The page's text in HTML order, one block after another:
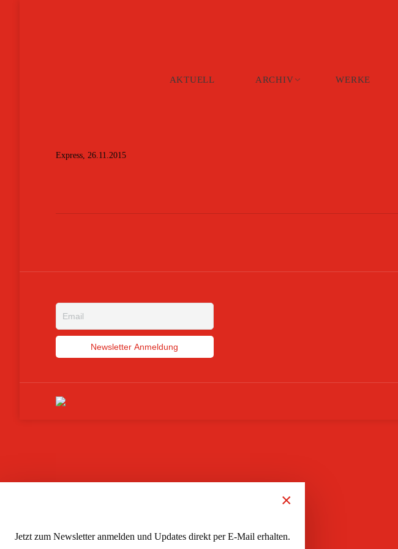
AKTUELL ARCHIV WERKE
Express, 26.11.2015
×
Jetzt zum Newsletter anmelden und Updates direkt per E-Mail erhalten.